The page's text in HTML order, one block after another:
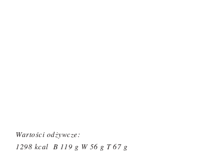
Wartości odżywcze:
1298 kcal B 119 g W 56 g T 67 g